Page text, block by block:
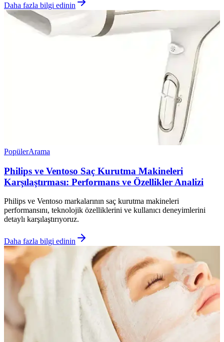
Daha fazla bilgi edinin
PopülerArama
Philips ve Ventoso Saç Kurutma Makineleri
Karşılaştırması: Performans ve Özellikler Analizi
Philips ve Ventoso markalarının saç kurutma makineleri
performansını, teknolojik özelliklerini ve kullanıcı deneyimlerini
detaylı karşılaştırıyoruz.
Daha fazla bilgi edinin